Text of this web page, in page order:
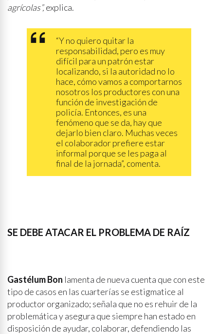
agrícolas”,explica.
“Y no quiero quitar la
responsabilidad, pero es muy
difícil para un patrón estar
localizando, si la autoridad no lo
hace, cómo vamos a comportarnos
nosotros los productores con una
función de investigación de
policía. Entonces, es una
fenómeno que se da, hay que
dejarlo bien claro. Muchas veces
el colaborador prefiere estar
informal porque se les paga al
final de la jornada”, comenta.
SE DEBE ATACAR EL PROBLEMA DE RAÍZ
Gastélum Bon lamenta de nueva cuenta que con este
tipo de casos en las cuarterías se estigmatice al
productor organizado; señala que no es rehuir de la
problemática y asegura que siempre han estado en
disposición de ayudar, colaborar, defendiendo las